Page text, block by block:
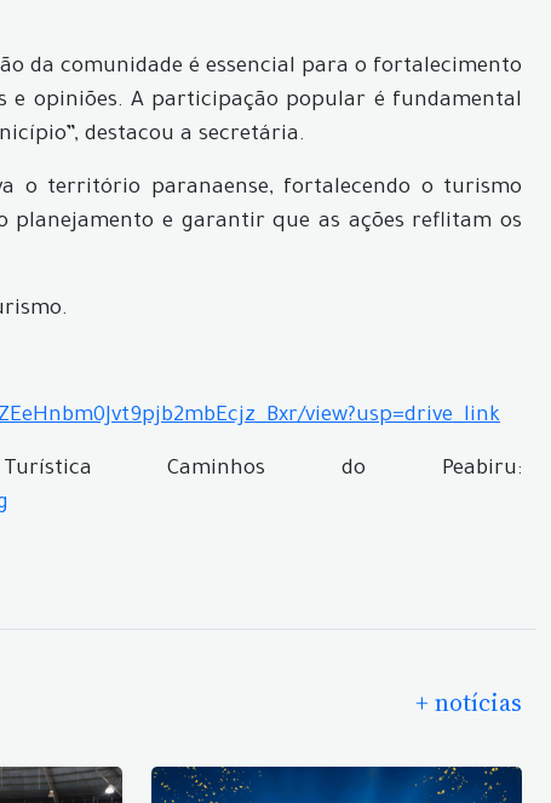
da comunidade é essencial para o fortalecimento
e opiniões. A participação popular é fundamental
destacou a secretária.
o território paranaense, fortalecendo o turismo
e garantir que as ações reflitam os
view?usp=drive_link
Caminhos do Peabiru:
+ notícias